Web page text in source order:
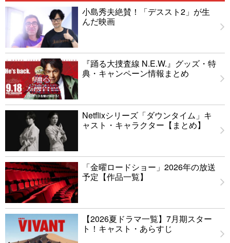
小島秀夫絶賛！「デススト2」が生
んだ映画
『踊る大捜査線 N.E.W.』グッズ・特
典・キャンペーン情報まとめ
Netflixシリーズ「ダウンタイム」キ
ャスト・キャラクター【まとめ】
「金曜ロードショー」2026年の放送
予定【作品一覧】
【2026夏ドラマ一覧】7月期スター
ト！キャスト・あらすじ